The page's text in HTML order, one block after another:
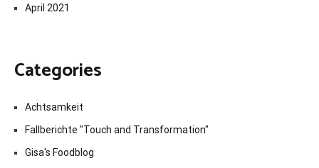
April 2021
Categories
Achtsamkeit
Fallberichte "Touch and Transformation"
Gisa's Foodblog